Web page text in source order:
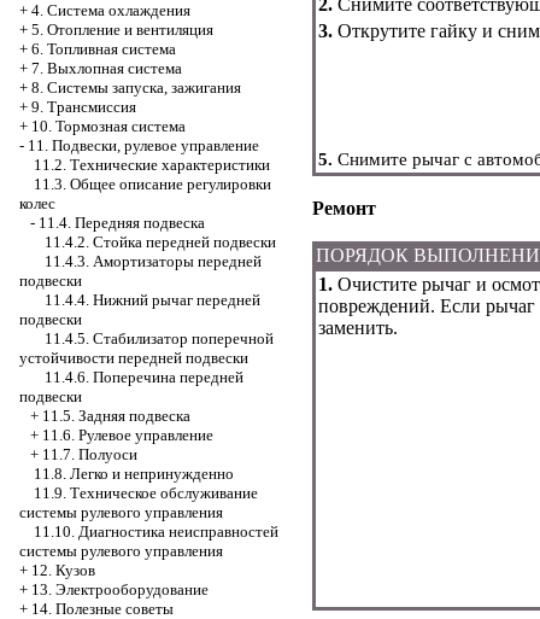
+ 4. Система охлаждения
+ 5. Отопление и вентиляция
+ 6. Топливная система
+ 7. Выхлопная система
+ 8. Системы запуска, зажигания
+ 9. Трансмиссия
+ 10. Тормозная система
- 11. Подвески, рулевое управление
11.2. Технические характеристики
11.3. Общее описание регулировки
колес
- 11.4. Передняя подвеска
11.4.2. Стойка передней подвески
11.4.3. Амортизаторы передней
подвески
11.4.4. Нижний рычаг передней
подвески
11.4.5. Стабилизатор поперечной
устойчивости передней подвески
11.4.6. Поперечина передней
подвески
+ 11.5. Задняя подвеска
+ 11.6. Рулевое управление
+ 11.7. Полуоси
11.8. Легко и непринужденно
11.9. Техническое обслуживание
системы рулевого управления
11.10. Диагностика неисправностей
системы рулевого управления
+ 12. Кузов
+ 13. Электрооборудование
+ 14. Полезные советы
3. Открутите гайку и
5. Снимите рычаг с
Ремонт
ПОРЯДОК
1. Очистите рычаг и
повреждений. Если
заменить.